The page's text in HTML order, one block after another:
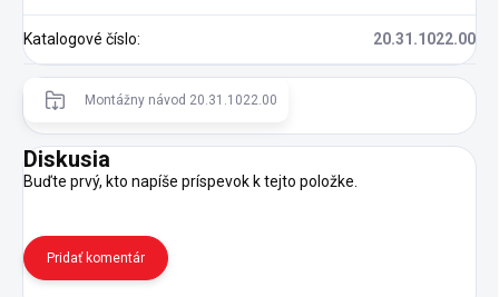
Katalogové číslo: 20.31.1022.00
Montážny návod 20.31.1022.00
Diskusia
Buďte prvý, kto napíše príspevok k tejto položke.
Pridať komentár